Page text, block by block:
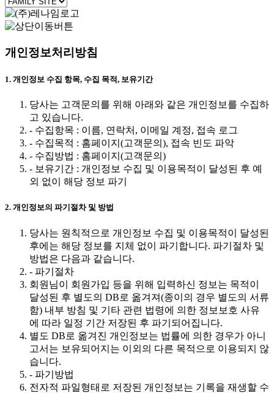
개인정보처리방침
1. 개인정보 수집 항목, 수집 목적, 보유기간
당사는 고객문의를 위해 아래와 같은 개인정보를 수집하
고 있습니다.
- 수집항목 : 이름, 연락처, 이메일 계정, 접속 로그
- 수집목적 : 홈페이지(고객문의), 접속 빈도 파악
- 수집방법 : 홈페이지(고객문의)
- 보유기간 : 개인정보 수집 및 이용목적이 달성된 후 예
외 없이 해당 정보 파기
2. 개인정보의 파기절차 및 방법
당사는 원칙적으로 개인정보 수집 및 이용목적이 달성된
후에는 해당 정보를 지체 없이 파기합니다. 파기절차 및
방법은 다음과 같습니다.
- 파기절차
회원님이 회원가입 등을 위해 입력하신 정보는 목적이
달성된 후 별도의 DB로 옮겨져(종이의 경우 별도의 서류
함) 내부 방침 및 기타 관련 법령에 의한 정보보호 사유
에 따라 일정 기간 저장된 후 파기되어집니다.
별도 DB로 옮겨진 개인정보는 법률에 의한 경우가 아니
고서는 보유되어지는 이외의 다른 목적으로 이용되지 않
습니다.
- 파기방법
전자적 파일형태로 저장된 개인정보는 기록을 재생할 수